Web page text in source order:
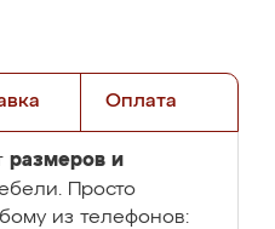
Оплата
размеров и
Просто
из телефонов: